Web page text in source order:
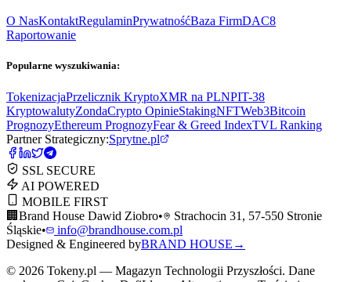
O NasKontaktRegulaminPrywatnośćBaza FirmDAC8
Raportowanie
Popularne wyszukiwania:
TokenizacjaPrzelicznik KryptoXMR na PLNPIT-38
KryptowalutyZondaCrypto OpinieStakingNFTWeb3Bitcoin
PrognozyEthereum PrognozyFear & Greed IndexTVL Ranking
Partner Strategiczny:Sprytne.pl
SSL SECURE
AI POWERED
MOBILE FIRST
🏢 Brand House Dawid Ziobro•
Strachocin 31, 57-550 Stronie
Śląskie•
info@brandhouse.com.pl
Designed & Engineered byBRAND HOUSE →
© 2026 Tokeny.pl — Magazyn Technologii Przyszłości. Dane